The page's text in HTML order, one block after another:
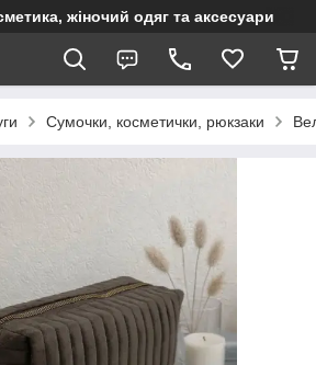
жіночий одяг та аксесуари
Сумочки, косметички, рюкзаки